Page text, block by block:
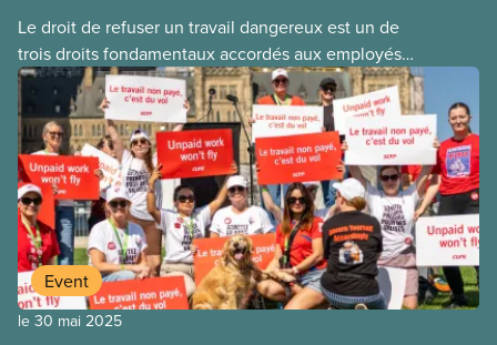
Le droit de refuser un travail dangereux est un de
trois droits fondamentaux accordés aux employés
assujettis à la réglementation fédérale
et, légalement
Event
le 30 mai 2025